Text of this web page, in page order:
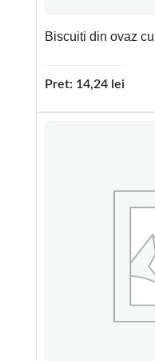
Biscuiti din ovaz
Pret: 14,24 lei